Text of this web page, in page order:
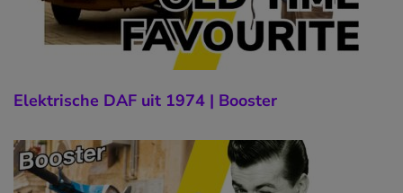
Elektrische DAF uit 1974 | Booster